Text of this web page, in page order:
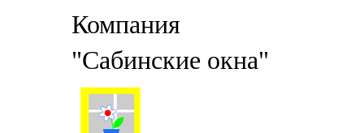
Компания
"Сабинские окна"